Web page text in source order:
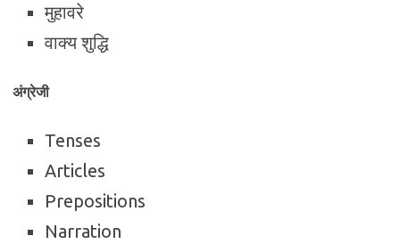
मुहावरे
वाक्य शुद्धि
अंग्रेजी
Tenses
Articles
Prepositions
Narration